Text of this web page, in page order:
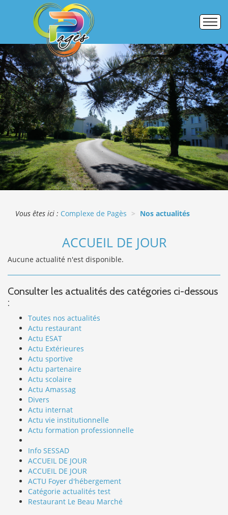
Accueil
Établissements
Pôle formation
Activités commerciales
Galerie photos
ERASMUS +
Vous êtes ici : Complexe de Pagès Nos actualités
ACCUEIL DE JOUR
Aucune actualité n'est disponible.
Consulter les actualités des catégories ci-dessous
:
Toutes nos actualités
Actu restaurant
Actu ESAT
Actu Extérieures
Actu sportive
Actu partenaire
Actu scolaire
Actu Amassag
Divers
Actu internat
Actu vie institutionnelle
Actu formation professionnelle
Info SESSAD
ACCUEIL DE JOUR
ACCUEIL DE JOUR
ACTU Foyer d'hébergement
Catégorie actualités test
Restaurant Le Beau Marché